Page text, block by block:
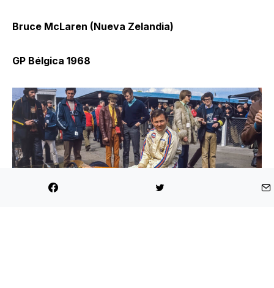
Bruce McLaren (Nueva Zelandia)
GP Bélgica 1968